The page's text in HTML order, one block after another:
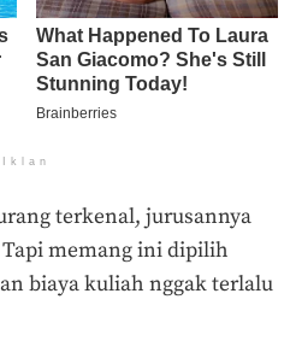
Iklan
terkenal, jurusannya
memang ini dipilih
biaya kuliah nggak terlalu